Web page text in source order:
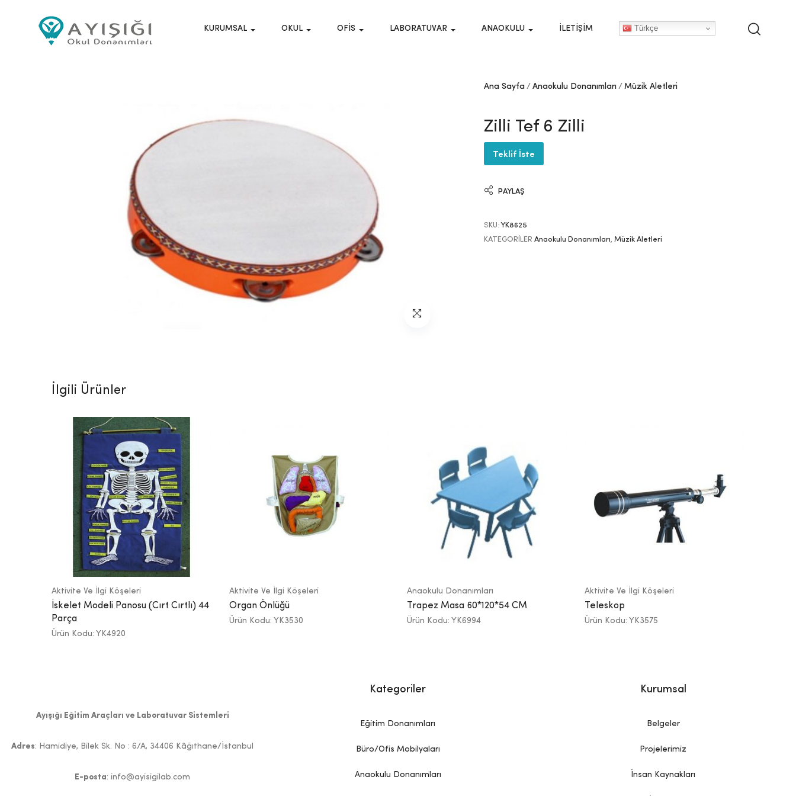
KURUMSAL OKUL OFIS LABORATUVAR ANAOKULU İLETIŞIM Türkçe
Ana Sayfa Anaokulu Donanımları Müzik Aletleri
Zilli Tef 6 Zilli
Teklif İste
PAYLAŞ
SKU: YK8625
KATEGORILER Anaokulu Donanımları, Müzik Aletleri
İlgili Ürünler
Aktivite Ve İlgi Köşeleri
İskelet Modeli Panosu (Cırt Cırtlı) 44
Parça
Ürün Kodu: YK4920
Aktivite Ve İlgi Köşeleri
Organ Önlüğü
Ürün Kodu: YK3530
Anaokulu Donanımları
Trapez Masa 60*120*54 CM
Ürün Kodu: YK6994
Aktivite Ve İlgi Köşeleri
Teleskop
Ürün Kodu: YK3575
Ayışığı Eğitim Araçları ve Laboratuvar Sistemleri
Adres: Hamidiye, Bilek Sk. No : 6/A, 34406 Kâğıthane/İstanbul
E-posta: info@ayisigilab.com
Kategoriler
Eğitim Donanımları
Büro/Ofis Mobilyaları
Anaokulu Donanımları
Kurumsal
Belgeler
Projelerimiz
İnsan Kaynakları